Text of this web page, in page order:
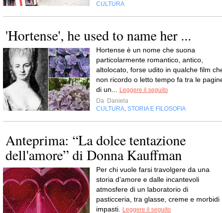
CULTURA
'Hortense', he used to name her ...
Hortense è un nome che suona
particolarmente romantico, antico,
altolocato, forse udito in qualche film
non ricordo o letto tempo fa tra le
di un...
Leggere il seguito
Da Daniela
CULTURA STORIA E FILOSOFIA
Anteprima: “La dolce tentazione
dell'amore” di Donna Kauffman
Per chi vuole farsi travolgere da una
storia d’amore e dalle incantevoli
atmosfere di un laboratorio di
pasticceria, tra glasse, creme e morbidi
impasti.
Leggere il seguito